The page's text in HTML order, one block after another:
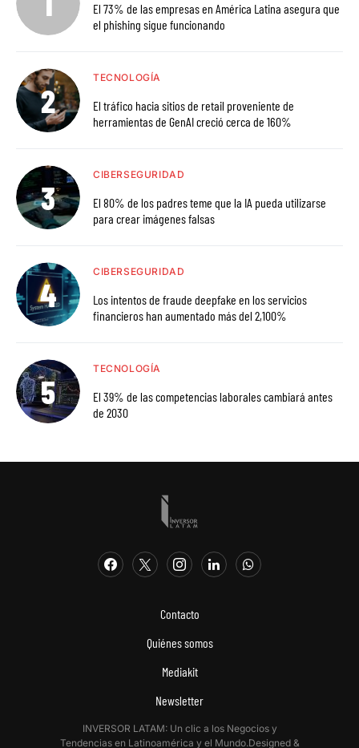
El 73% de las empresas en América Latina asegura que
el phishing sigue funcionando
TECNOLOGÍA
El tráfico hacia sitios de retail proveniente de
herramientas de GenAI creció cerca de 160%
CIBERSEGURIDAD
El 80% de los padres teme que la IA pueda utilizarse
para crear imágenes falsas
CIBERSEGURIDAD
Los intentos de fraude deepfake en los servicios
financieros han aumentado más del 2,100%
TECNOLOGÍA
El 39% de las competencias laborales cambiará antes
de 2030
Contacto
Quiénes somos
Mediakit
Newsletter
INVERSOR LATAM: Un clic a los Negocios y
Tendencias en Latinoamérica y el Mundo.Designed &